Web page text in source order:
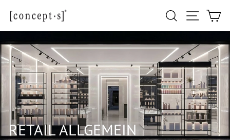
zum
Inhalt
Suche
RETAIL ALLGEMEIN